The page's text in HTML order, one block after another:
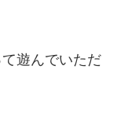
遊んでいただ